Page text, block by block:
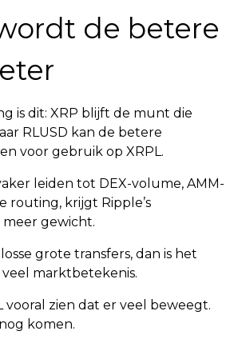
de betere
is dit: XRP blijft de munt die
RLUSD kan de betere
voor gebruik op XRPL.
leiden tot DEX-volume, AMM-
routing, krijgt Ripple’s
gewicht.
grote transfers, dan is het
marktbetekenis.
vooral zien dat er veel beweegt.
komen.